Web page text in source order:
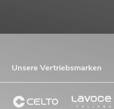
Unsere Vertriebsmarken